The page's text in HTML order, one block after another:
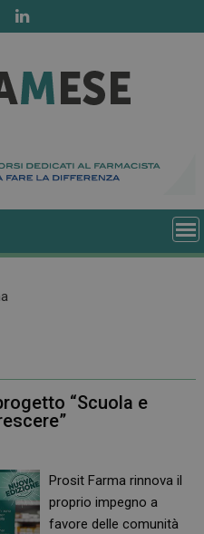
“Scuola e
Prosit Farma rinnova il
proprio impegno a
favore delle comunità